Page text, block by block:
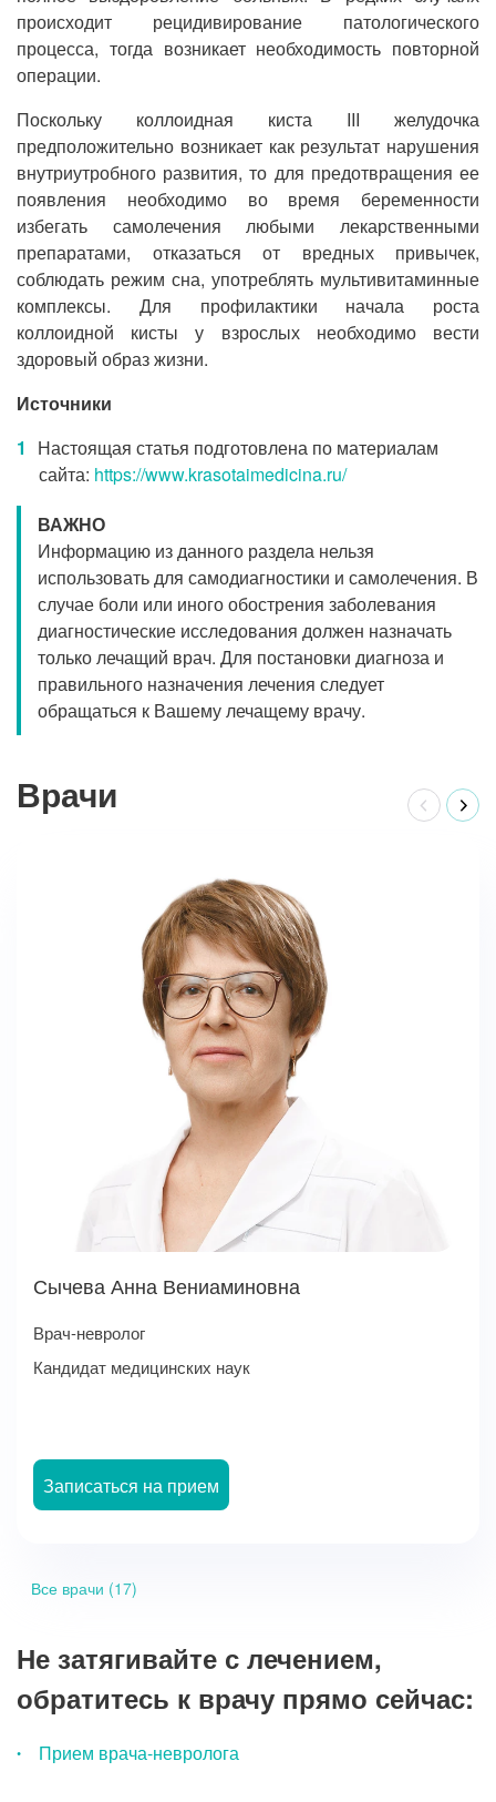
происходит рецидивирование патологического
процесса, тогда возникает необходимость повторной
операции.
Поскольку коллоидная киста III желудочка
предположительно возникает как результат нарушения
внутриутробного развития, то для предотвращения ее
появления необходимо во время беременности
избегать самолечения любыми лекарственными
препаратами, отказаться от вредных привычек,
соблюдать режим сна, употреблять мультивитаминные
комплексы. Для профилактики начала роста
коллоидной кисты у взрослых необходимо вести
здоровый образ жизни.
Источники
Настоящая статья подготовлена по материалам
сайта: https://www.krasotaimedicina.ru/
ВАЖНО
Информацию из данного раздела нельзя
использовать для самодиагностики и самолечения. В
случае боли или иного обострения заболевания
диагностические исследования должен назначать
только лечащий врач. Для постановки диагноза и
правильного назначения лечения следует
обращаться к Вашему лечащему врачу.
Врачи
Сычева Анна Вениаминовна
Врач-невролог
Кандидат медицинских наук
Записаться на прием
Все врачи (17)
Не затягивайте с лечением,
обратитесь к врачу прямо сейчас:
Прием врача-невролога